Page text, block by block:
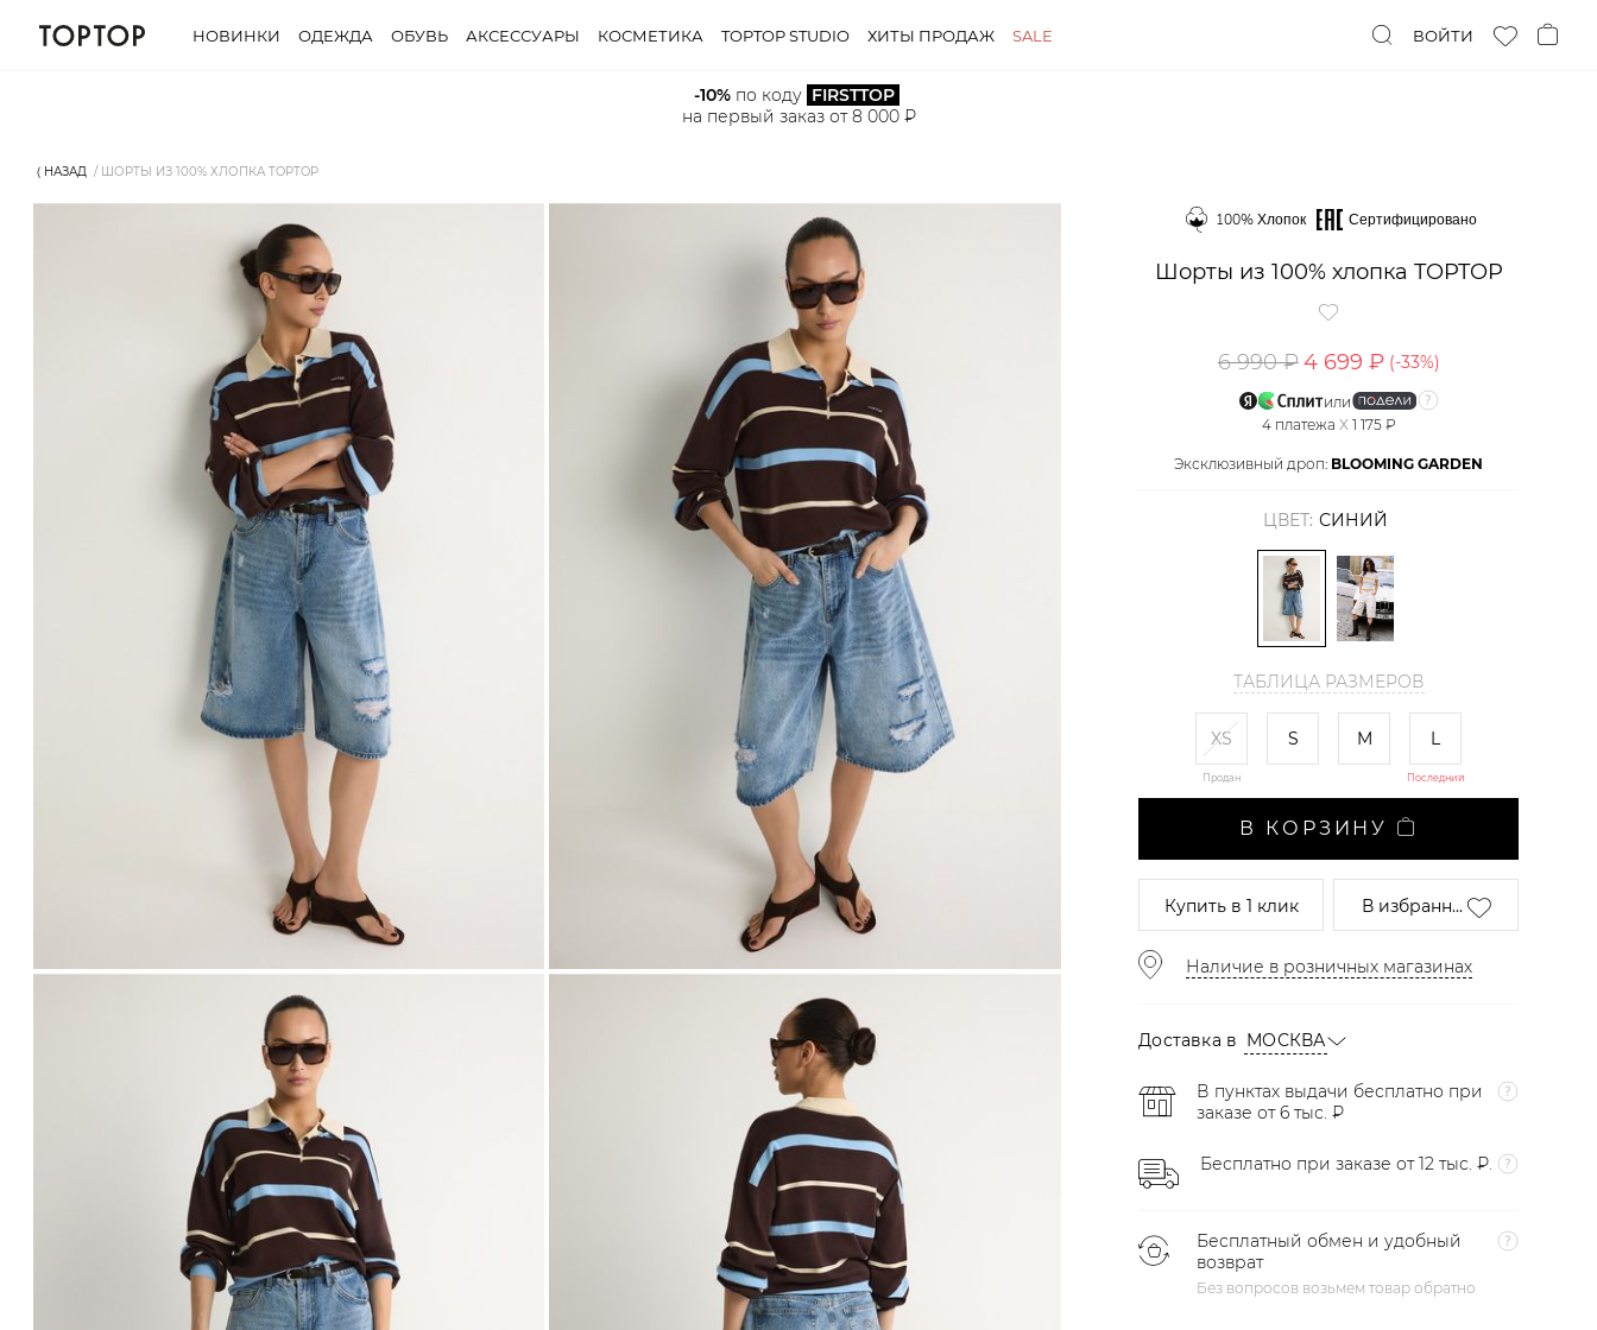
НОВИНКИ ОДЕЖДА ОБУВЬ АКСЕССУАРЫ КОСМЕТИКА TOPTOP STUDIO ХИТЫ ПРОДАЖ SALE ВОЙТИ
-10% по коду FIRSTTOP
на первый заказ от 8 000 ₽
⟨ НАЗАД ШОРТЫ ИЗ 100% ХЛОПКА TOPTOP
100% Хлопок Сертифицировано
Шорты из 100% хлопка TOPTOP
6 990 ₽4 699 ₽ (-33%)
или
4 платежа X 1 175 ₽
Эксклюзивный дроп: BLOOMING GARDEN
ЦВЕТ: СИНИЙ
ТАБЛИЦА РАЗМЕРОВ
XS
Продан
S M L
Последний
В КОРЗИНУ
Купитьв 1 клик В избранн...
Наличие в розничных магазинах
Доставка в МОСКВА
В пунктах выдачи бесплатно при
заказе от 6 тыс. ₽
Бесплатно при заказе от 12 тыс. ₽.
Бесплатный обмен и удобный
возврат
Без вопросов возьмем товар обратно